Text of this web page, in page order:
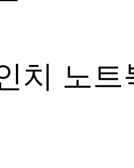
치 노트